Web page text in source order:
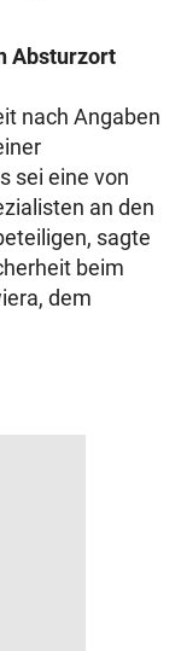
Absturzort
nach Angaben
sei eine von
an den
sagte
beim
dem